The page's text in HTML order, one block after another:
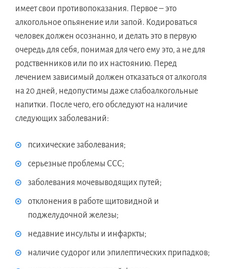
имеет свои противопоказания. Первое – это
алкогольное опьянение или запой. Кодироваться
человек должен осознанно, и делать это в первую
очередь для себя, понимая для чего ему это, а не для
родственников или по их настоянию. Перед
лечением зависимый должен отказаться от алкоголя
на 20 дней, недопустимы даже слабоалкогольные
напитки. После чего, его обследуют на наличие
следующих заболеваний:
психические заболевания;
серьезные проблемы ССС;
заболевания мочевыводящих путей;
отклонения в работе щитовидной и
поджелудочной железы;
недавние инсульты и инфаркты;
наличие судорог или эпилептических припадков;